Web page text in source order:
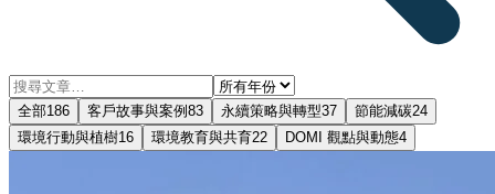
全部186 客戶故事與案例 83 永續策略與轉型37 節能減碳24
環境行動與植樹16 環境教育與共育22 DOMI 觀點與動態4